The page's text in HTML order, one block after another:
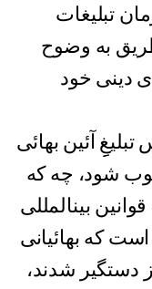
تبلیغات
به وضوح
دینی خود
آئین بهائی
شود، چه که
بینالمللی
که بهائیانی
دستگیر شدند،